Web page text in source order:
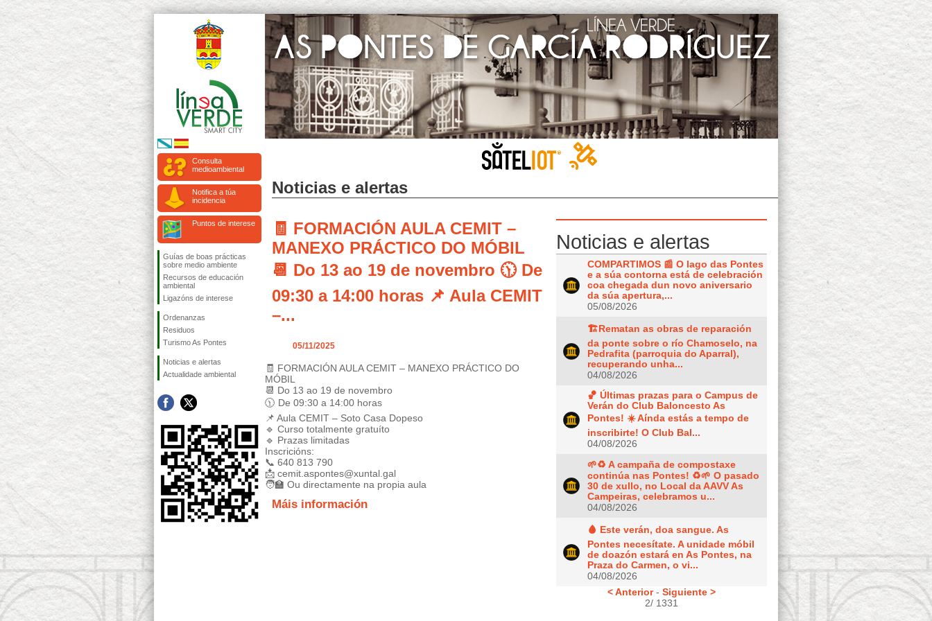
Consulta
medioambiental
Notifica a túa
incidencia
Puntos de interese
Guías de boas prácticas
sobre medio ambiente
Recursos de educación
ambiental
Ligazóns de interese
Ordenanzas
Residuos
Turismo As Pontes
Noticias e alertas
Actualidade ambiental
Noticias e alertas
🧾 FORMACIÓN AULA CEMIT –
MANEXO PRÁCTICO DO MÓBIL
📆 Do 13 ao 19 de novembro 🕦 De
09:30 a 14:00 horas 📌 Aula CEMIT
–...
05/11/2025
🧾 FORMACIÓN AULA CEMIT – MANEXO PRÁCTICO DO
MÓBIL
📆 Do 13 ao 19 de novembro
🕦 De 09:30 a 14:00 horas
📌 Aula CEMIT – Soto Casa Dopeso
🔹 Curso totalmente gratuíto
🔹 Prazas limitadas
Inscricións:
📞 640 813 790
📩 cemit.aspontes@xuntal.gal
🧑‍🏫 Ou directamente na propia aula
Máis información
Noticias e alertas
COMPARTIMOS 📰 O lago das Pontes
e a súa contorna está de celebración
coa chegada dun novo aniversario
da súa apertura,...
05/08/2026
🏗️Rematan as obras de reparación
da ponte sobre o río Chamoselo, na
Pedrafita (parroquia do Aparral),
recuperando unha...
04/08/2026
🏀 Últimas prazas para o Campus de
Verán do Club Baloncesto As
Pontes! ☀️ Aínda estás a tempo de
inscribirte! O Club Bal...
04/08/2026
🌱♻️ A campaña de compostaxe
continúa nas Pontes! ♻️🌱 O pasado
30 de xullo, no Local da AAVV As
Campeiras, celebramos u...
04/08/2026
🩸 Este verán, doa sangue. As
Pontes necesítate. A unidade móbil
de doazón estará en As Pontes, na
Praza do Carmen, o vi...
04/08/2026
< Anterior- Siguiente >
2/ 1331